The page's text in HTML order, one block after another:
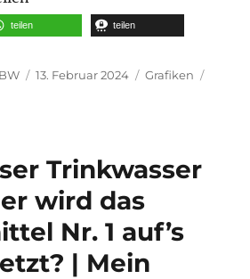
teilen teilen
Veröffentlicht
13. Februar 2024 Kategorien
Grafiken
Trinkwasser
wird das
Nr. 1 auf’s
| Mein